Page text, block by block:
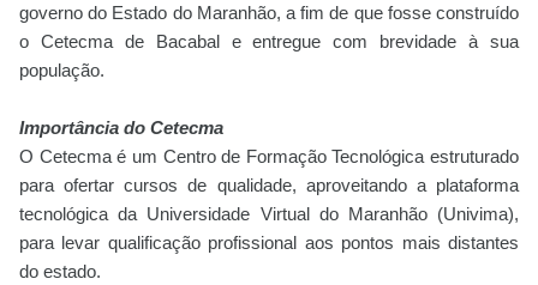
governo do Estado do Maranhão, a fim de que fosse construído
o Cetecma de Bacabal e entregue com brevidade à sua
população.
Importância do Cetecma
O Cetecma é um Centro de Formação Tecnológica estruturado
para ofertar cursos de qualidade, aproveitando a plataforma
tecnológica da Universidade Virtual do Maranhão (Univima),
para levar qualificação profissional aos pontos mais distantes
do estado.